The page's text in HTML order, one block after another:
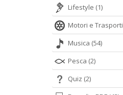
Lifestyle (1)
Motori e Trasporti
Musica (54)
Pesca (2)
Quiz (2)